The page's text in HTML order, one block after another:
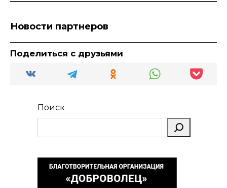
Новости партнеров
Поделиться с друзьями
Поиск